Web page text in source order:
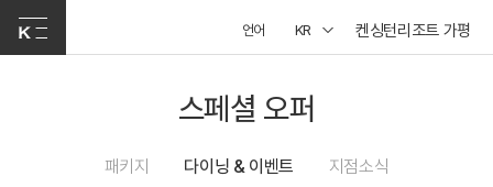
언어 KR 켄싱턴리조트 가평
스페셜 오퍼
패키지 다이닝 & 이벤트 지점소식